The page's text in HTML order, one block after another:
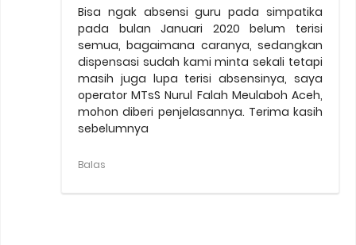
Bisa ngak absensi guru pada simpatika
pada bulan Januari 2020 belum terisi
semua, bagaimana caranya, sedangkan
dispensasi sudah kami minta sekali tetapi
masih juga lupa terisi absensinya, saya
operator MTsS Nurul Falah Meulaboh Aceh,
mohon diberi penjelasannya. Terima kasih
sebelumnya
Balas